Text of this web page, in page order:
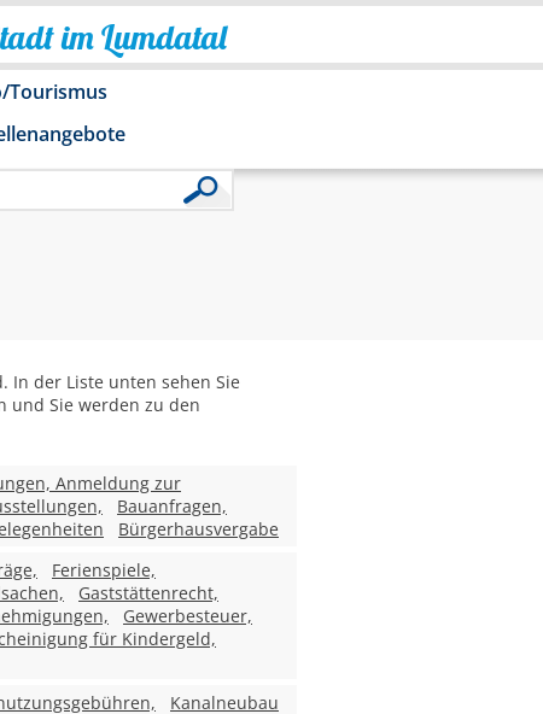
im Lumdatal
Tourismus
der Liste unten sehen Sie
und Sie werden zu den
Anmeldung zur
Bauanfragen,
Bürgerhausvergabe
Ferienspiele,
Gaststättenrecht,
Gewerbesteuer,
für Kindergeld,
Kanalneubau